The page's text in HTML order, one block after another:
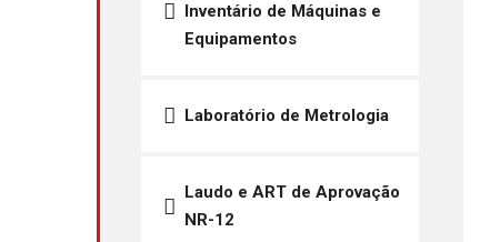
Inventário de Máquinas e
Equipamentos
Laboratório de Metrologia
Laudo e ART de Aprovação
NR-12